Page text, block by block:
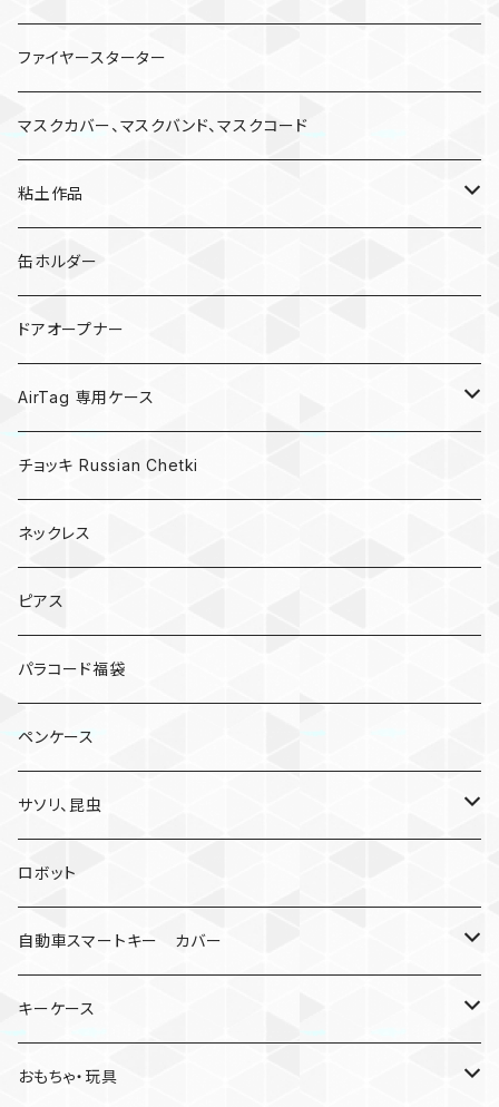
ファイヤースターター
マスクカバー、マスクバンド、マスクコード
粘土作品
亀
キノコ
缶ホルダー
ドアオープナー
AirTag 専用ケース
AirTagキーリング
チョッキ Russian Chetki
ネックレス
ピアス
パラコード福袋
ペンケース
サソリ、昆虫
サソリ
クモ
ロボット
自動車スマートキー カバー
日産
キーケース
MDF材
おもちゃ・玩具